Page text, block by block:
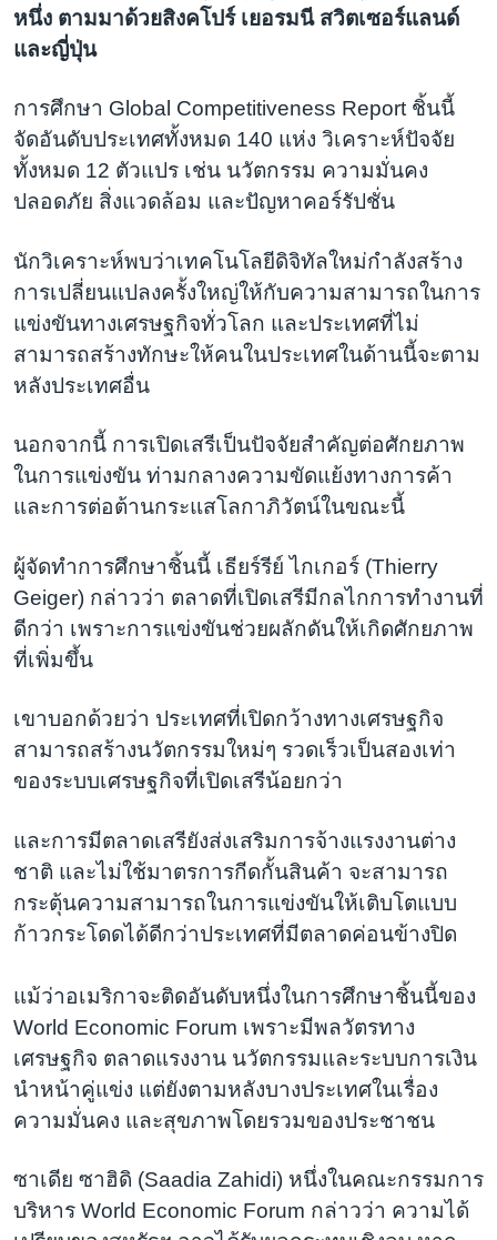
หนึ่ง ตามมาด้วยสิงคโปร์ เยอรมนี สวิตเซอร์แลนด์
และญี่ปุ่น
การศึกษา Global Competitiveness Report ชิ้นนี้
จัดอันดับประเทศทั้งหมด 140 แห่ง วิเคราะห์ปัจจัย
ทั้งหมด 12 ตัวแปร เช่น นวัตกรรม ความมั่นคง
ปลอดภัย สิ่งแวดล้อม และปัญหาคอร์รัปชั่น
นักวิเคราะห์พบว่าเทคโนโลยีดิจิทัลใหม่กำลังสร้าง
การเปลี่ยนแปลงครั้งใหญ่ให้กับความสามารถในการ
แข่งขันทางเศรษฐกิจทั่วโลก และประเทศที่ไม่
สามารถสร้างทักษะให้คนในประเทศในด้านนี้จะตาม
หลังประเทศอื่น
นอกจากนี้ การเปิดเสรีเป็นปัจจัยสำคัญต่อศักยภาพ
ในการแข่งขัน ท่ามกลางความขัดแย้งทางการค้า
และการต่อต้านกระแสโลกาภิวัตน์ในขณะนี้
ผู้จัดทำการศึกษาชิ้นนี้ เธียร์รีย์ ไกเกอร์ (Thierry
Geiger) กล่าวว่า ตลาดที่เปิดเสรีมีกลไกการทำงานที่
ดีกว่า เพราะการแข่งขันช่วยผลักดันให้เกิดศักยภาพ
ที่เพิ่มขึ้น
เขาบอกด้วยว่า ประเทศที่เปิดกว้างทางเศรษฐกิจ
สามารถสร้างนวัตกรรมใหม่ๆ รวดเร็วเป็นสองเท่า
ของระบบเศรษฐกิจที่เปิดเสรีน้อยกว่า
และการมีตลาดเสรียังส่งเสริมการจ้างแรงงานต่าง
ชาติ และไม่ใช้มาตรการกีดกั้นสินค้า จะสามารถ
กระตุ้นความสามารถในการแข่งขันให้เติบโตแบบ
ก้าวกระโดดได้ดีกว่าประเทศที่มีตลาดค่อนข้างปิด
แม้ว่าอเมริกาจะติดอันดับหนึ่งในการศึกษาชิ้นนี้ของ
World Economic Forum เพราะมีพลวัตรทาง
เศรษฐกิจ ตลาดแรงงาน นวัตกรรมและระบบการเงิน
นำหน้าคู่แข่ง แต่ยังตามหลังบางประเทศในเรื่อง
ความมั่นคง และสุขภาพโดยรวมของประชาชน
ซาเดีย ซาฮิดิ (Saadia Zahidi) หนึ่งในคณะกรรมการ
บริหาร World Economic Forum กล่าวว่า ความได้